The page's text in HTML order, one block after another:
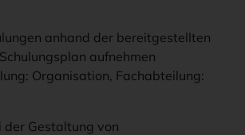
anhand der bereitgestellten
aufnehmen
Organisation, Fachabteilung:
Gestaltung von